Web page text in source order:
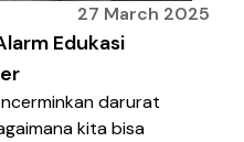
27 March 2025
Edukasi
darurat
kita bisa